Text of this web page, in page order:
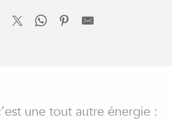
une tout autre énergie :